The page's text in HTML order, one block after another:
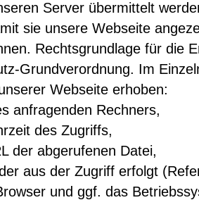
Server übermittelt
sie unsere Webseite
Rechtsgrundlage für die
Grundverordnung. Im
Webseite erhoben:
anfragenden Rechners,
des Zugriffs,
der abgerufenen Datei,
aus der Zugriff erfolgt
und ggf. das